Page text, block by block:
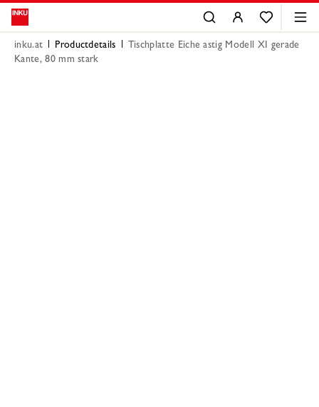
inku.at Productdetails
Tischplatte Eiche astig Modell XI gerade
Kante, 80 mm stark